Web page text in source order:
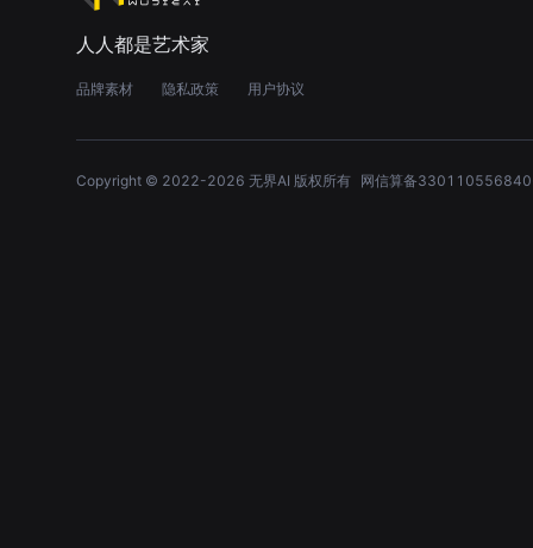
人人都是艺术家
品牌素材 隐私政策 用户协议
Copyright © 2022-2026 无界AI 版权所有 网信算备